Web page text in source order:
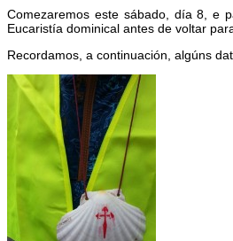
Comezaremos este sábado, día 8, e
Eucaristía dominical antes de voltar
Recordamos, a continuación, algúns